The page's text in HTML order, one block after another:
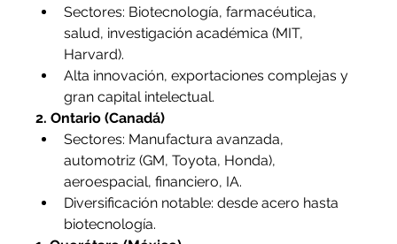
Sectores: Biotecnología, farmacéutica,
salud, investigación académica (MIT,
Harvard).
Alta innovación, exportaciones complejas y
gran capital intelectual.
2. Ontario (Canadá)
Sectores: Manufactura avanzada,
automotriz (GM, Toyota, Honda),
aeroespacial, financiero, IA.
Diversificación notable: desde acero hasta
biotecnología.